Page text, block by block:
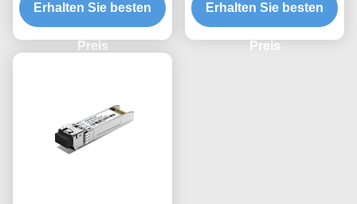
Erhalten Sie besten
Preis
Erhalten Sie besten
Preis